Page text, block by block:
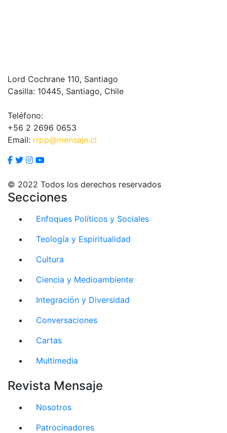
Lord Cochrane 110, Santiago
Casilla: 10445, Santiago, Chile
Teléfono:
+56 2 2696 0653
Email: rrpp@mensaje.cl
© 2022 Todos los derechos reservados
Secciones
Enfoques Políticos y Sociales
Teología y Espiritualidad
Cultura
Ciencia y Medioambiente
Integración y Diversidad
Conversaciones
Cartas
Multimedia
Revista Mensaje
Nosotros
Patrocinadores